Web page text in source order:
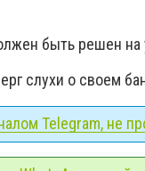
быть решен на
слухи о своем
Telegram, не